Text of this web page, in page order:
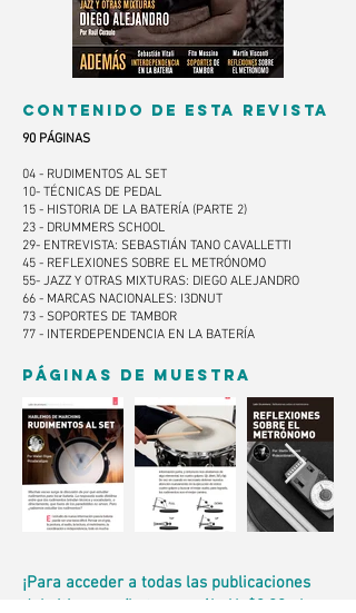
Contenido de esta revista
90 PÁGINAS
04 - RUDIMENTOS AL SET
10- TÉCNICAS DE PEDAL
15 - HISTORIA DE LA BATERÍA (PARTE 2)
23 - DRUMMERS SCHOOL
29- ENTREVISTA: SEBASTIÁN TANO CAVALLETTI
45 - REFLEXIONES SOBRE EL METRÓNOMO
55- JAZZ Y OTRAS MIXTURAS: DIEGO ALEJANDRO
66 - MARCAS NACIONALES: I3DNUT
73 - SOPORTES DE TAMBOR
77 - INTERDEPENDENCIA EN LA BATERÍA
PÁGINAS DE MUESTRA
¡Para acceder a todas las publicaciones
del sitio suscríbete por sólo Us$3,90 al